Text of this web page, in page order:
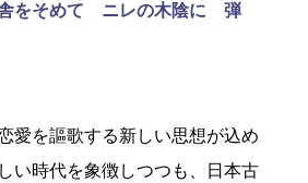
をそめて ニレの木陰に 弾
愛を謳歌する新しい思想が込め
い時代を象徴しつつも、日本古